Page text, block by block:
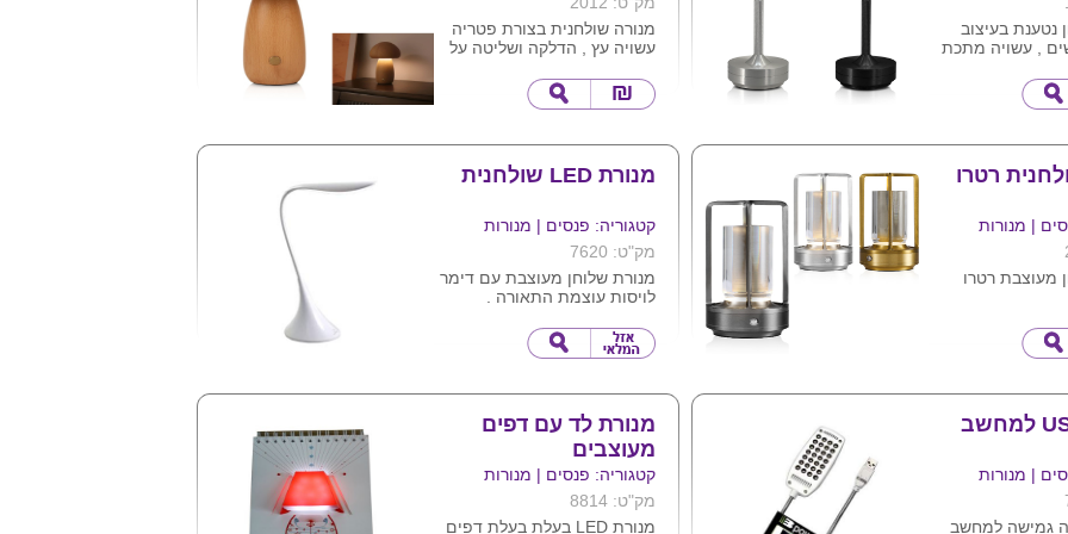
נטענת בעיצוב
, עשויה מתכת
את התאורה
טאץ'
המוצר
מנורה שולחנית בצורת פטריה
עשויה עץ , הדלקה ושליטה על
סוללה פנימית עמידה נטענת .
ניידת ללא צורך חיבור לחשמל .
אוכל לאווירה חמימה , תאורת
אווירה בחצר ובמרפסת ,
פיקניקים ועוד המון .... (:
ניתן להדפיס לוגו ע"ג המוצר .
רטרו
| מנורות
מעוצבת רטרו
לכל חלל בו היא
פינה בבית
מצבי תאורה
מנורת LED שולחנית
קטגוריה: פנסים | מנורות
מק"ט: 7620
מנורת שלוחן מעוצבת עם דימר
לויסות עוצמת התאורה .
סוללות AA ( לא כלול ) או שקע
USB .
| מנורות
גמישה למחשב
מנורת לד עם דפים
מעוצבים
קטגוריה: פנסים | מנורות
מק"ט: 8814
מנורת LED בעלת בעלת דפים